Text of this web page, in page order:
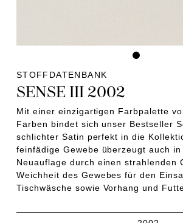
STOFFDATENBANK
SENSE III 2002
Mit einer einzigartigen Farbpalette
Farben bindet sich unser Bestseller
schlichter Satin perfekt in die
feinfädige Gewebe überzeugt auch
Neuauflage durch einen strahlenden
Weichheit des Gewebes für den
Tischwäsche sowie Vorhang und